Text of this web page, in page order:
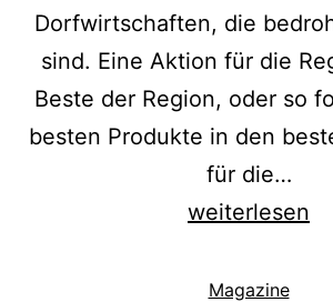
Dorfwirtschaften, die
sind. Eine Aktion für die
Beste der Region, oder so
besten Produkte in den
für die…
LandZunge
weiterlesen
Kategorisiert
Magazine